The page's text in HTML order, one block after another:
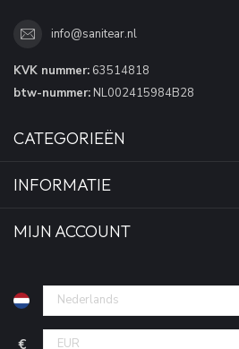
info@sanitear.nl
KVK nummer: 63514818
btw-nummer: NL002415984B28
CATEGORIEËN
INFORMATIE
MIJN ACCOUNT
€